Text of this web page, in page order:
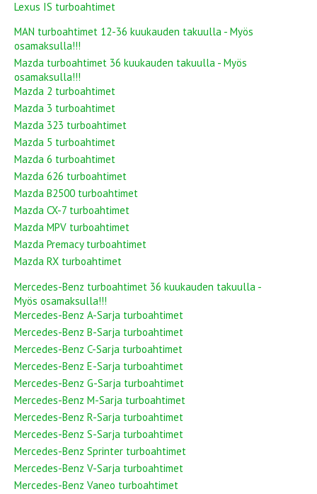
Lexus IS turboahtimet
MAN turboahtimet 12-36 kuukauden takuulla - Myös
osamaksulla!!!
Mazda turboahtimet 36 kuukauden takuulla - Myös
osamaksulla!!!
Mazda 2 turboahtimet
Mazda 3 turboahtimet
Mazda 323 turboahtimet
Mazda 5 turboahtimet
Mazda 6 turboahtimet
Mazda 626 turboahtimet
Mazda B2500 turboahtimet
Mazda CX-7 turboahtimet
Mazda MPV turboahtimet
Mazda Premacy turboahtimet
Mazda RX turboahtimet
Mercedes-Benz turboahtimet 36 kuukauden takuulla -
Myös osamaksulla!!!
Mercedes-Benz A-Sarja turboahtimet
Mercedes-Benz B-Sarja turboahtimet
Mercedes-Benz C-Sarja turboahtimet
Mercedes-Benz E-Sarja turboahtimet
Mercedes-Benz G-Sarja turboahtimet
Mercedes-Benz M-Sarja turboahtimet
Mercedes-Benz R-Sarja turboahtimet
Mercedes-Benz S-Sarja turboahtimet
Mercedes-Benz Sprinter turboahtimet
Mercedes-Benz V-Sarja turboahtimet
Mercedes-Benz Vaneo turboahtimet